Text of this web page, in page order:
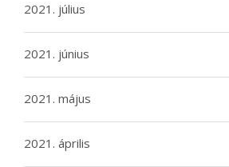
2021. július
2021. június
2021. május
2021. április